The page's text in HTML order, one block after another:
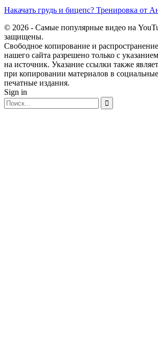
Накачать грудь и бицепс? Тренировка от
© 2026 - Самые популярные видео на
защищены.
Свободное копирование и
нашего сайта разрешено только с
на источник. Указание ссылки также
при копировании материалов в
печатные издания.
Sign in